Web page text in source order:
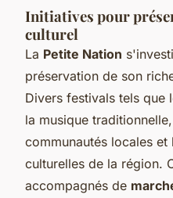
Initiatives pour
culturel
La Petite Nation
préservation de son
Divers festivals tels que
la musique
communautés locales
culturelles de la région.
accompagnés de